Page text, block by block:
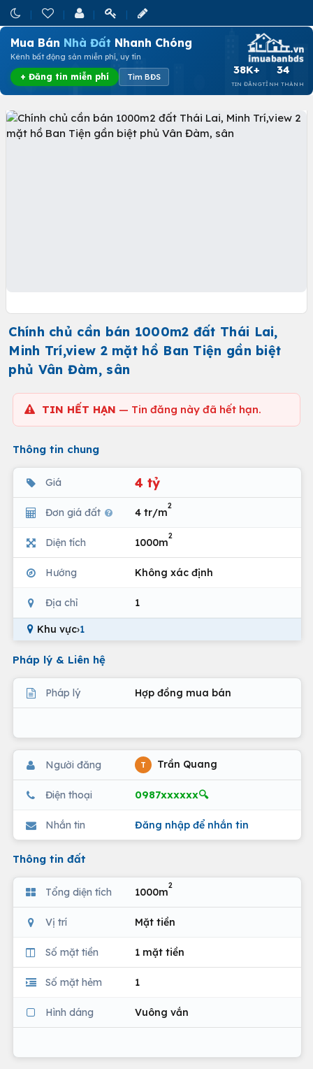
Mua Bán Nhà Đất Nhanh Chóng
Kênh bất động sản miễn phí, uy tín
+ Đăng tin miễn phí Tìm BĐS
38K+
TIN ĐĂNG
34
TỈNH THÀNH
Chính chủ cần bán 1000m2 đất Thái Lai,
Minh Trí,view 2 mặt hồ Ban Tiện gần biệt
phủ Vân Đàm, sân
TIN HẾT HẠN — Tin đăng này đã hết hạn.
Thông tin chung
Giá 4 tỷ
Đơn giá đất 4 tr/m
2
Diện tích 1000m
2
Hướng Không xác định
Địa chỉ 1
Khu vực›1
Pháp lý & Liên hệ
Pháp lý Hợp đồng mua bán
Người đăng T Trần Quang
Điện thoại 0987xxxxxx🔍
Nhắn tin Đăng nhập để nhắn tin
Thông tin đất
Tổng diện tích 1000m
2
Vị trí Mặt tiền
Số mặt tiền 1 mặt tiền
Số mặt hẻm 1
Hình dáng Vuông vắn